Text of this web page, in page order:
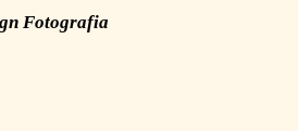
Fotografia